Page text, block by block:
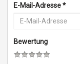
E-Mail-Adresse*
Bewertung